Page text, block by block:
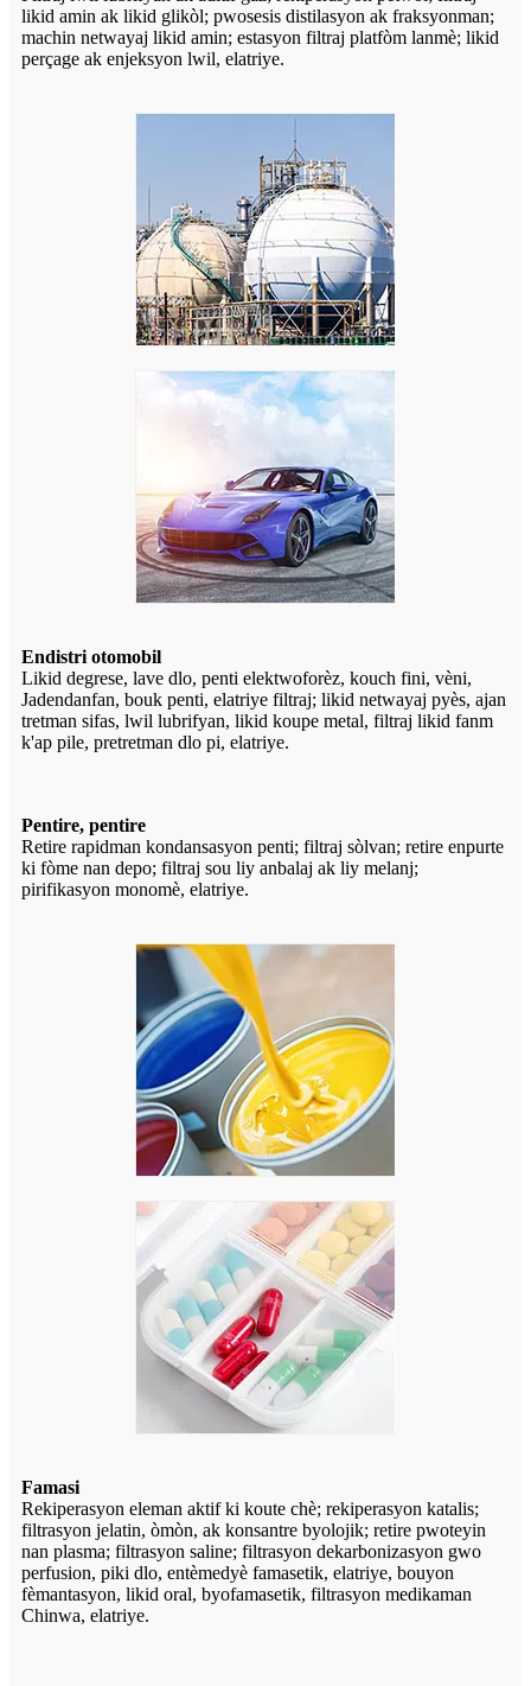
likid amin ak likid glikòl; pwosesis distilasyon ak fraksyonman;
machin netwayaj likid amin; estasyon filtraj platfòm lanmè; likid
perçage ak enjeksyon lwil, elatriye.
Endistri otomobil
Likid degrese, lave dlo, penti elektwoforèz, kouch fini, vèni,
Jadendanfan, bouk penti, elatriye filtraj; likid netwayaj pyès, ajan
tretman sifas, lwil lubrifyan, likid koupe metal, filtraj likid fanm
k'ap pile, pretretman dlo pi, elatriye.
Pentire, pentire
Retire rapidman kondansasyon penti; filtraj sòlvan; retire enpurte
ki fòme nan depo; filtraj sou liy anbalaj ak liy melanj;
pirifikasyon monomè, elatriye.
Famasi
Rekiperasyon eleman aktif ki koute chè; rekiperasyon katalis;
filtrasyon jelatin, òmòn, ak konsantre byolojik; retire pwoteyin
nan plasma; filtrasyon saline; filtrasyon dekarbonizasyon gwo
perfusion, piki dlo, entèmedyè famasetik, elatriye, bouyon
fèmantasyon, likid oral, byofamasetik, filtrasyon medikaman
Chinwa, elatriye.